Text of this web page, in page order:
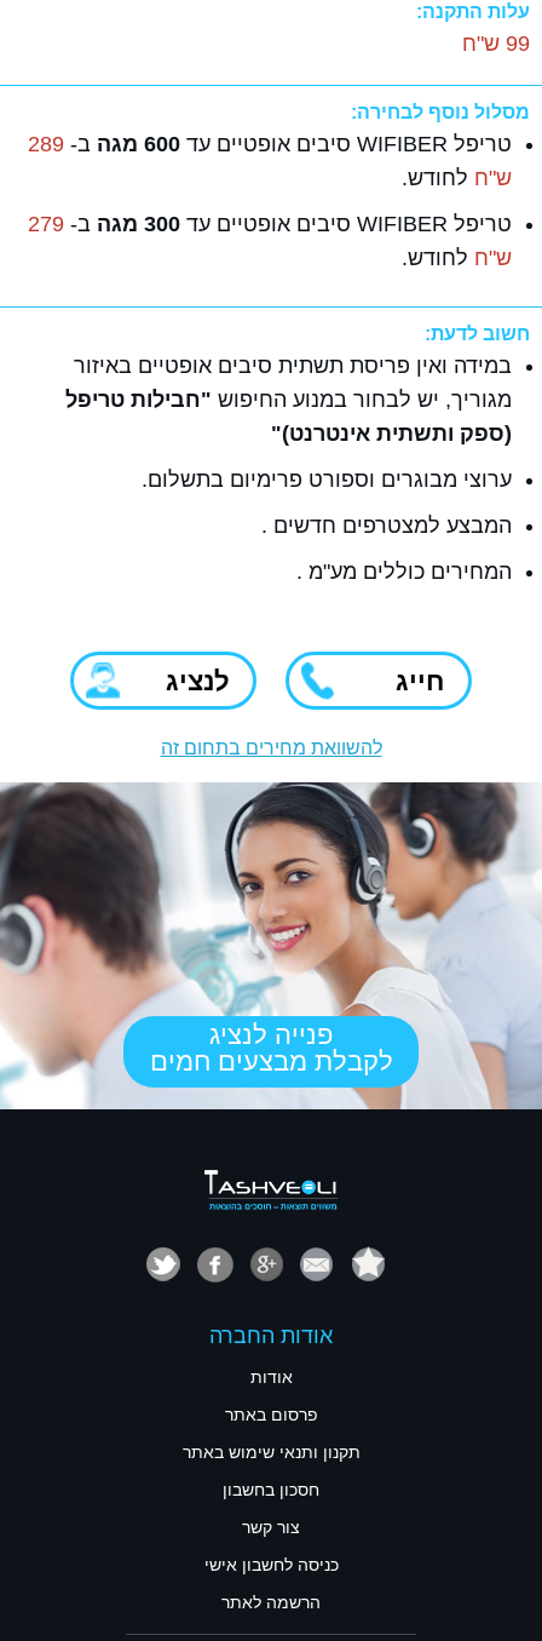
עלות התקנה:
99 ש"ח
מסלול נוסף לבחירה:
טריפל WIFIBER סיבים אופטיים עד 600 מגה ב- 289
ש"ח לחודש.
טריפל WIFIBER סיבים אופטיים עד
300 מגה ב- 279
ש"ח לחודש.
חשוב לדעת:
במידה ואין פריסת תשתית סיבים אופטיים באיזור
מגוריך, יש לבחור במנוע החיפוש "חבילות טריפל
(ספק ותשתית אינטרנט)"
ערוצי מבוגרים וספורט פרימיום בתשלום.
המבצע למצטרפים חדשים .
המחירים כוללים מע"מ .
חייג לנציג
להשוואת מחירים בתחום זה
פנייה לנציג
לקבלת מבצעים חמים
אודות החברה
אודות
פרסום באתר
תקנון ותנאי שימוש באתר
חסכון בחשבון
צור קשר
כניסה לחשבון אישי
הרשמה לאתר